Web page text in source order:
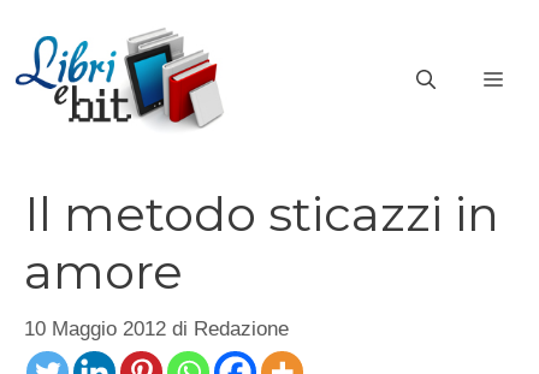
contenuto
Il metodo sticazzi in
amore
10 Maggio 2012 di Redazione